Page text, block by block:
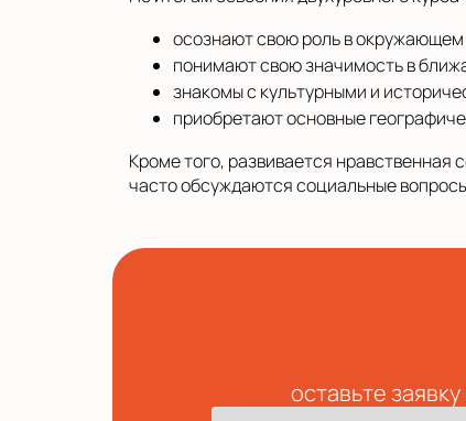
осознают свою роль в
понимают свою значимость в
знакомы с культурными и
приобретают основные
Кроме того, развивается
часто обсуждаются социальные
оставьте